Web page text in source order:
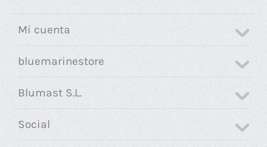
Mi cuenta
bluemarinestore
Blumast S.L.
Social